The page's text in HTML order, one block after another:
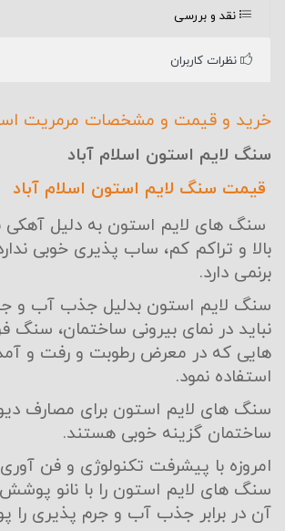
نقد و بررسی
نظرات کاربران
خرید و قیمت و مشخصات مرمریت
سنگ لایم استون اسلام آباد
قیمت سنگ لایم استون اسلام آباد
سنگ های لایم استون به دلیل
بالا و تراکم کم، ساب پذیری خوبی
برنمی دارد.
سنگ لایم استون بدلیل جذب آب و
نباید در نمای بیرونی ساختمان،
هایی که در معرض رطوبت و رفت و
استفاده نمود.
سنگ های لایم استون برای مصارف
ساختمان گزینه خوبی هستند.
امروزه با پیشرفت تکنولوژی و فن
سنگ های لایم استون را با نانو
آن در برابر جذب آب و جرم پذیری را